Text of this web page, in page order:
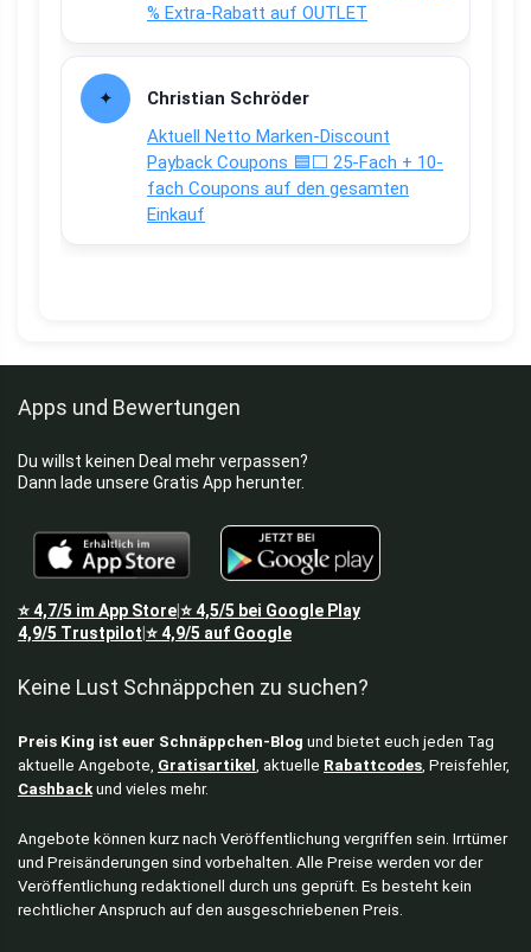
% Extra-Rabatt auf OUTLET
Christian Schröder
Aktuell Netto Marken-Discount
Payback Coupons 🟦⬜ 25-Fach + 10-
fach Coupons auf den gesamten
Einkauf
Apps und Bewertungen
Du willst keinen Deal mehr verpassen?
Dann lade unsere Gratis App herunter.
⭐4,7/5 im App Store⭐4,5/5 bei Google Play
4,9/5 Trustpilot ⭐4,9/5 auf Google
Keine Lust Schnäppchen zu suchen?
Preis King ist euer Schnäppchen-Blog und bietet euch jeden Tag
aktuelle Angebote, Gratisartikel , aktuelle Rabattcodes , Preisfehler,
Cashback und vieles mehr.
Angebote können kurz nach Veröffentlichung vergriffen sein. Irrtümer
und Preisänderungen sind vorbehalten. Alle Preise werden vor der
Veröffentlichung redaktionell durch uns geprüft. Es besteht kein
rechtlicher Anspruch auf den ausgeschriebenen Preis.